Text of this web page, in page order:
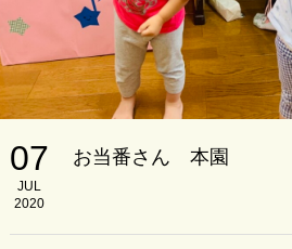
07
JUL
2020
お当番さん 本園